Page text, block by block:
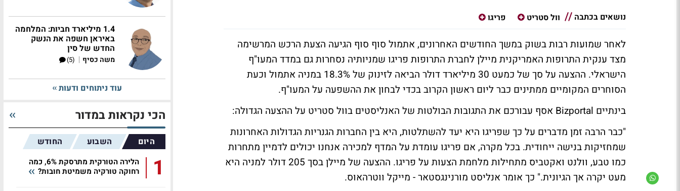
נושאים בכתבה
וול סטריט פריגו
לאחר שמועות רבות בשוק במשך החודשים האחרונים, אתמול סוף סוף הגיעה הצעת הרכש המרשימה
מצד ענקית התרופות האמריקנית מיילן לחברת התרופות פריגו שמניותיה נסחרות גם במדד המעו"ף
הישראלי. ההצעה על סך של כמעט 30 מיליארד דולר הביאה לזינוק של 18.3% במניה אתמול וכעת
הסוחרים המקומיים ממתינים כבר ליום ראשון הקרוב בכדי לבחון את ההשפעה על המעו"ף.
בינתיים Bizportal אסף עבורכם את התגובות הבולטות של האנליסטים בוול סטריט על ההצעה הגדולה:
"כבר הרבה זמן מדברים על כך שפריגו היא יעד להשתלטות, היא בין החברות הגנריות הגדולות האחרונות
שמחזיקות בנישה ייחודית. בכל מקרה, אם פריגו עומדת על המדף למכירה אנחנו יכולים לדמיין מתחרות
כמו טבע, וולנט ואקטביס מתחילות מלחמת הצעות על פריגו. ההצעה של מיילן בסך 205 דולר למניה היא
מעט יקרה אך הגיונית." כך אומר אנליסט מורנינגסטאר - מייקל ווטרהאוס.
1.4 מיליארד חביות: המלחמה
באיראן חשפה את הנשק
החדש של סין
משה כסיף |
(5)
עוד ניתוחים ודעות
הכי נקראות במדור
היום השבוע החודש
1
הלירה הטורקית מתרסקת 6%, כמה
רחוקה טורקיה משמיטת חובות?